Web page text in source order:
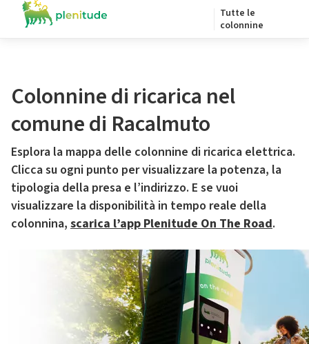
Tutte le
colonnine
Colonnine di ricarica nel
comune di Racalmuto
Esplora la mappa delle colonnine di ricarica elettrica.
Clicca su ogni punto per visualizzare la potenza, la
tipologia della presa e l’indirizzo. E se vuoi
visualizzare la disponibilità in tempo reale della
colonnina, scarica l’app Plenitude On The Road.